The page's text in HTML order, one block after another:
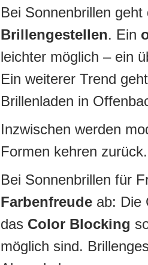
Bei Sonnenbrillen
Brillengestellen. Ein
leichter möglich – ein
Ein weiterer Trend
Brillenladen in
Inzwischen werden
Formen kehren zurück.
Bei Sonnenbrillen für
Farbenfreude ab: Die
das Color Blocking
möglich sind.